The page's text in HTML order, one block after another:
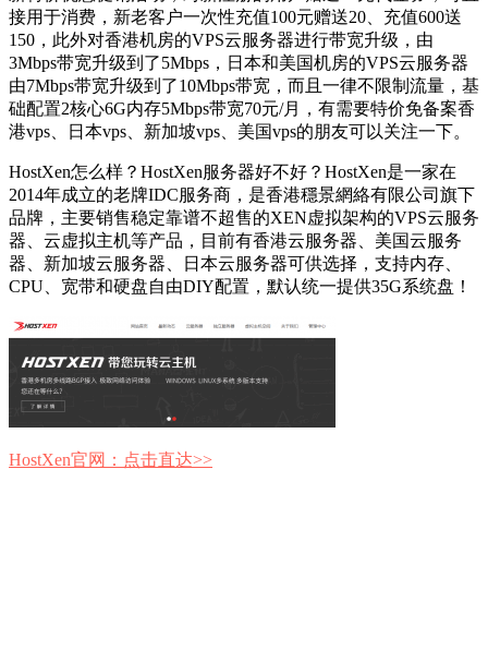
接用于消费，新老客户一次性充值100元赠送20、充值600送
150，此外对香港机房的VPS云服务器进行带宽升级，由
3Mbps带宽升级到了5Mbps，日本和美国机房的VPS云服务器
由7Mbps带宽升级到了10Mbps带宽，而且一律不限制流量，基
础配置2核心6G内存5Mbps带宽70元/月，有需要特价免备案香
港vps、日本vps、新加坡vps、美国vps的朋友可以关注一下。
HostXen怎么样？HostXen服务器好不好？HostXen是一家在
2014年成立的老牌IDC服务商，是香港穩景網絡有限公司旗下
品牌，主要销售稳定靠谱不超售的XEN虚拟架构的VPS云服务
器、云虚拟主机等产品，目前有香港云服务器、美国云服务
器、新加坡云服务器、日本云服务器可供选择，支持内存、
CPU、宽带和硬盘自由DIY配置，默认统一提供35G系统盘！
HostXen官网：点击直达>>